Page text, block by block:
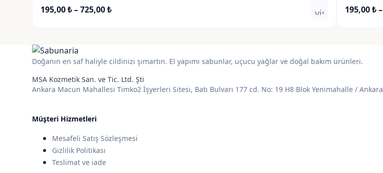
195,00₺–725,00₺Fiyat
725,00 ₺
visibility195,00₺–
Doğanın en saf haliyle cildinizi şımartın. El yapımı sabunlar, uçucu yağlar ve doğal bakım ürünleri.
MSA Kozmetik San. ve Tic. Ltd. Şti
Ankara Macun Mahallesi Timko2 İşyerleri Sitesi, Batı Bulvarı 177 cd. No: 19 H8 Blok Yenimahalle / Ankara
Müşteri Hizmetleri
Mesafeli Satış Sözleşmesi
Gizlilik Politikası
Teslimat ve iade